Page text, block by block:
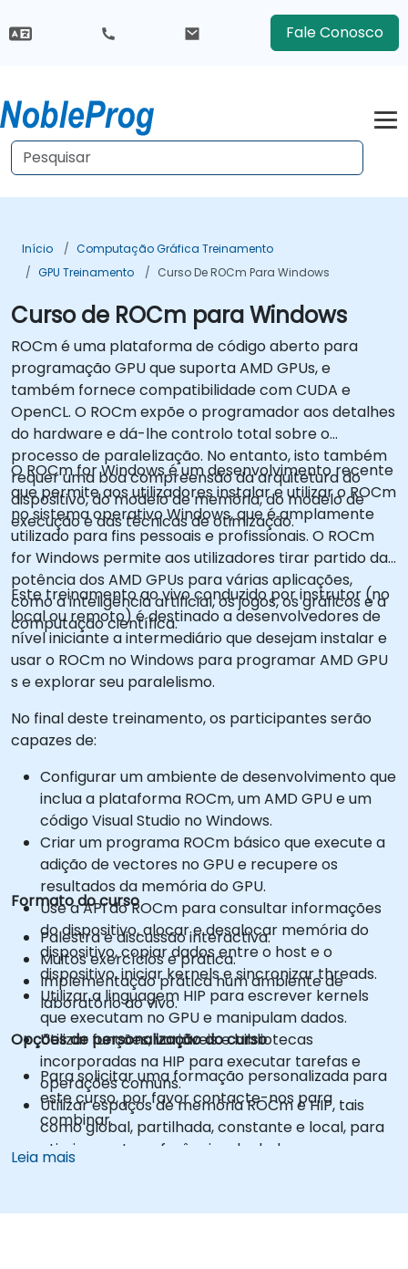
Fale Conosco
Início
Computação Gráfica Treinamento
GPU Treinamento
Curso De ROCm Para Windows
Curso de ROCm para Windows
ROCm é uma plataforma de código aberto para
programação GPU que suporta AMD GPUs, e
também fornece compatibilidade com CUDA e
OpenCL. O ROCm expõe o programador aos detalhes
do hardware e dá-lhe controlo total sobre o
processo de paralelização. No entanto, isto também
requer uma boa compreensão da arquitetura do
dispositivo, do modelo de memória, do modelo de
execução e das técnicas de otimização.
O ROCm for Windows é um desenvolvimento recente
que permite aos utilizadores instalar e utilizar o ROCm
no sistema operativo Windows, que é amplamente
utilizado para fins pessoais e profissionais. O ROCm
for Windows permite aos utilizadores tirar partido da
potência dos AMD GPUs para várias aplicações,
como a inteligência artificial, os jogos, os gráficos e a
computação científica.
Este treinamento ao vivo conduzido por instrutor (no
local ou remoto) é destinado a desenvolvedores de
nível iniciante a intermediário que desejam instalar e
usar o ROCm no Windows para programar AMD GPU
s e explorar seu paralelismo.
No final deste treinamento, os participantes serão
capazes de:
Configurar um ambiente de desenvolvimento que
inclua a plataforma ROCm, um AMD GPU e um
código Visual Studio no Windows.
Criar um programa ROCm básico que execute a
adição de vectores no GPU e recupere os
resultados da memória do GPU.
Use a API do ROCm para consultar informações
do dispositivo, alocar e desalocar memória do
dispositivo, copiar dados entre o host e o
dispositivo, iniciar kernels e sincronizar threads.
Utilizar a linguagem HIP para escrever kernels
que executam no GPU e manipulam dados.
Utilizar funções, variáveis e bibliotecas
incorporadas na HIP para executar tarefas e
operações comuns.
Utilizar espaços de memória ROCm e HIP, tais
como global, partilhada, constante e local, para
otimizar as transferências de dados e os acessos
HIP para controlar os threads, blocos e grelhas
Formato do curso
Palestra e discussão interactiva.
Muitos exercícios e prática.
Implementação prática num ambiente de
laboratório ao vivo.
Opções de personalização do curso
Para solicitar uma formação personalizada para
este curso, por favor contacte-nos para
combinar.
Leia mais